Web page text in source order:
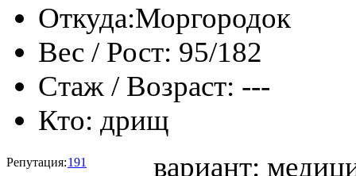
Откуда:Моргородок
Вес / Рост: 95/182
Стаж / Возраст: ---
Кто: дрищ
Репутация:191
вариант: